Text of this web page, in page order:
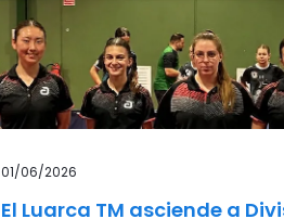
01/06/2026
El Luarca TM asciende a